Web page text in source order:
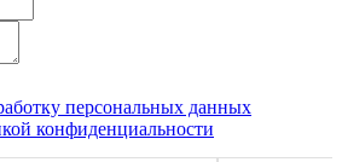
персональных данных
конфиденциальности